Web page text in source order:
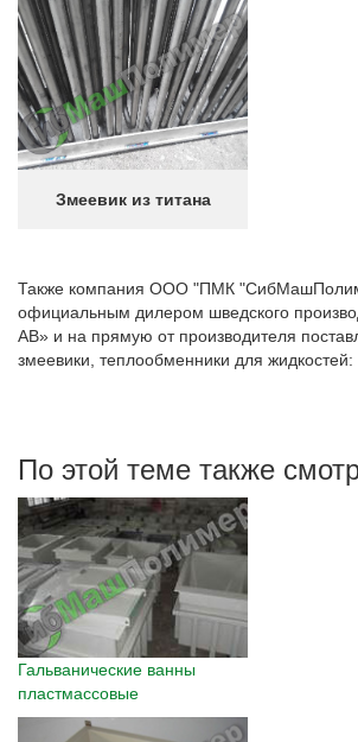
Змеевик из титана
Также компания ООО "ПМК
официальным дилером шведского
AB» и на прямую от производителя
змеевики, теплообменники для жидкостей:
По этой теме также
Гальванические ванны
пластмассовые